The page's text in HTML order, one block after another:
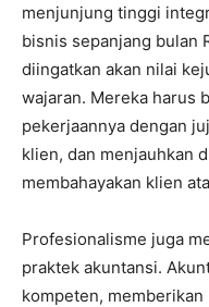
menjunjung tinggi
bisnis sepanjang bulan
diingatkan akan nilai
wajaran. Mereka harus
pekerjaannya dengan
klien, dan menjauhkan
membahayakan klien
Profesionalisme juga
praktek akuntansi.
kompeten,